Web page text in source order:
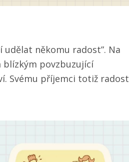
někomu radost”. Na
blízkým povzbuzující
Svému příjemci totiž radost